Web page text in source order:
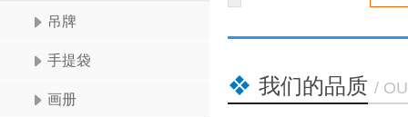
吊牌
手提袋
画册
我们的品质 /